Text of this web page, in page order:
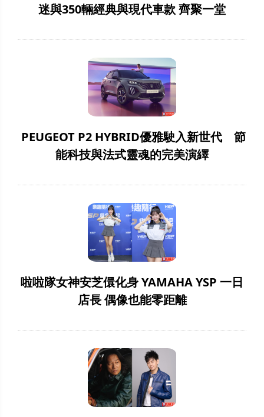
迷與350輛經典與現代車款 齊聚一堂
PEUGEOT P2 HYBRID優雅駛入新世代 節
能科技與法式靈魂的完美演繹
啦啦隊女神安芝儇化身 YAMAHA YSP 一日
店長 偶像也能零距離